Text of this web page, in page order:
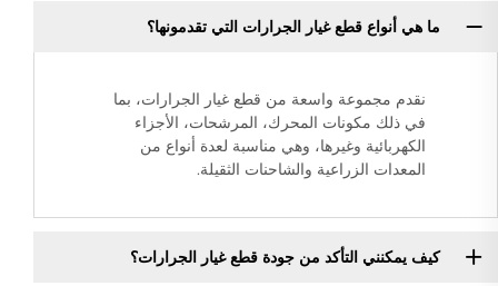
ما هي أنواع قطع غيار الجرارات التي تقدمونها؟
نقدم مجموعة واسعة من قطع غيار الجرارات، بما
في ذلك مكونات المحرك، المرشحات، الأجزاء
الكهربائية وغيرها، وهي مناسبة لعدة أنواع من
المعدات الزراعية والشاحنات الثقيلة.
كيف يمكنني التأكد من جودة قطع غيار الجرارات؟